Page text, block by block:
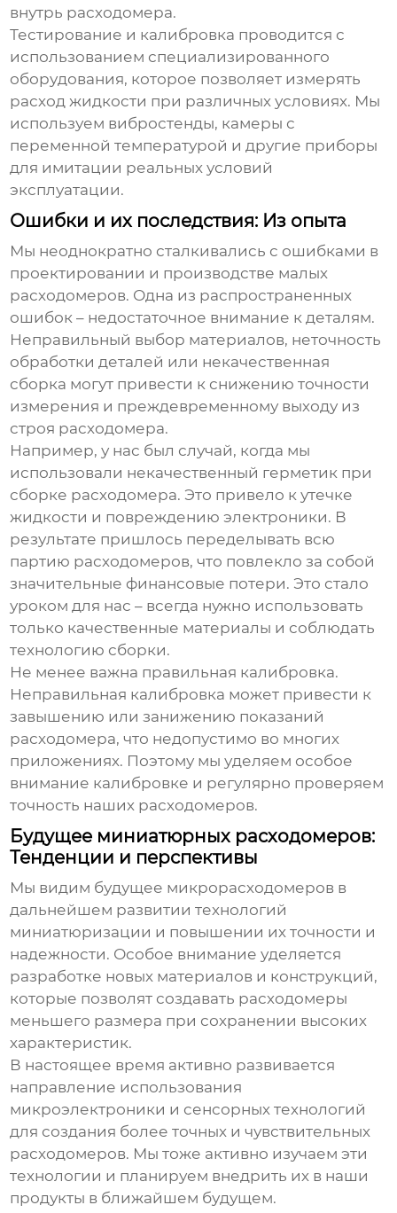
внутрь расходомера.
Тестирование и калибровка проводится с
использованием специализированного
оборудования, которое позволяет измерять
расход жидкости при различных условиях. Мы
используем вибростенды, камеры с
переменной температурой и другие приборы
для имитации реальных условий
эксплуатации.
Ошибки и их последствия: Из опыта
Мы неоднократно сталкивались с ошибками в
проектировании и производстве малых
расходомеров. Одна из распространенных
ошибок – недостаточное внимание к деталям.
Неправильный выбор материалов, неточность
обработки деталей или некачественная
сборка могут привести к снижению точности
измерения и преждевременному выходу из
строя расходомера.
Например, у нас был случай, когда мы
использовали некачественный герметик при
сборке расходомера. Это привело к утечке
жидкости и повреждению электроники. В
результате пришлось переделывать всю
партию расходомеров, что повлекло за собой
значительные финансовые потери. Это стало
уроком для нас – всегда нужно использовать
только качественные материалы и соблюдать
технологию сборки.
Не менее важна правильная калибровка.
Неправильная калибровка может привести к
завышению или занижению показаний
расходомера, что недопустимо во многих
приложениях. Поэтому мы уделяем особое
внимание калибровке и регулярно проверяем
точность наших расходомеров.
Будущее миниатюрных расходомеров:
Тенденции и перспективы
Мы видим будущее микрорасходомеров в
дальнейшем развитии технологий
миниатюризации и повышении их точности и
надежности. Особое внимание уделяется
разработке новых материалов и конструкций,
которые позволят создавать расходомеры
меньшего размера при сохранении высоких
характеристик.
В настоящее время активно развивается
направление использования
микроэлектроники и сенсорных технологий
для создания более точных и чувствительных
расходомеров. Мы тоже активно изучаем эти
технологии и планируем внедрить их в наши
продукты в ближайшем будущем.